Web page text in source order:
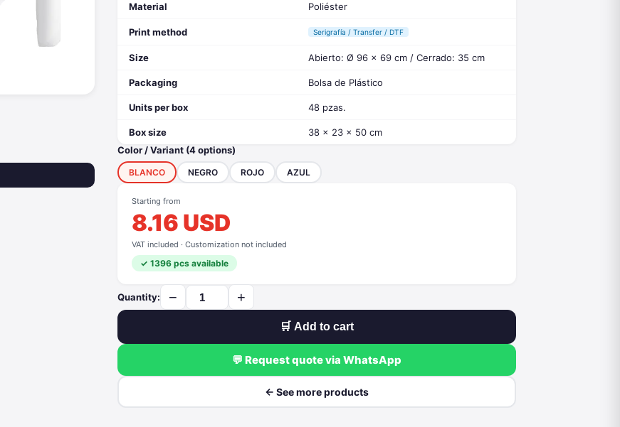
Material Poliéster
Print method Serigrafía / Transfer / DTF
Size Abierto: Ø 96 x 69 cm / Cerrado: 35 cm
Packaging Bolsa de Plástico
Units per box 48 pzas.
Box size
38 x 23 x 50 cm
Color / Variant (4 options)
BLANCO NEGRO ROJO AZUL
Starting from
8.16 USD
VAT included · Customization not included
✓ 1396 pcs available
Quantity: − +
🛒 Add to cart
💬 Request quote via WhatsApp
← See more products